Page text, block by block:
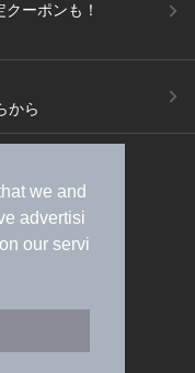
we and
advertisi
our servi
ーポンも！
から
出稿のご案内
規約
プ
採用情報